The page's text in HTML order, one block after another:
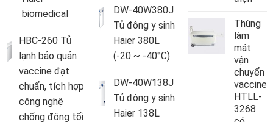
biomedical
HBC-260 Tủ
lạnh bảo quản
vaccine đạt
chuẩn, tích hợp
công nghệ
chống đông tối
DW-40W380J
Tủ đông y sinh
Haier 380L
(-20 ~ -40°C)
DW-40W138J
Tủ đông y sinh
Haier 138L
Thùng
làm
mát
vận
chuyển
vaccine
HTLL-
3268